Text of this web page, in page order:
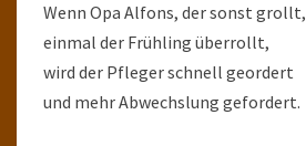
Wenn Opa Alfons, der sonst grollt,
einmal der Frühling überrollt,
wird der Pfleger schnell geordert
und mehr Abwechslung gefordert.